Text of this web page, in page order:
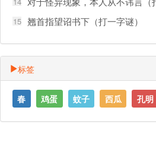
15 翘首指望诏书下（打一字谜）
标签
春 鸡蛋 蚊子 西瓜 孔明